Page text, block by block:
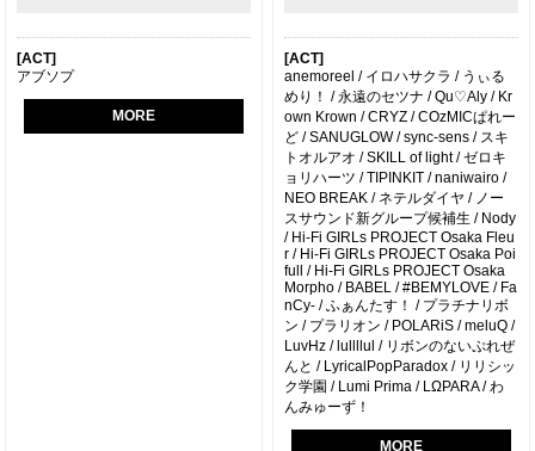
[ACT]
アブソプ
MORE
[ACT]
anemoreel / イロハサクラ / うぃる
めり！ / 永遠のセツナ / Qu♡Aly / Kr
own Krown / CRYZ / COzMICぱれー
ど / SANUGLOW / sync-sens / スキ
トオルアオ / SKILL of light / ゼロキ
ョリハーツ / TIPINKIT / naniwairo /
NEO BREAK / ネテルダイヤ / ノー
スサウンド新グループ候補生 / Nody
/ Hi-Fi GIRLs PROJECT Osaka Fleu
r / Hi-Fi GIRLs PROJECT Osaka Poi
full / Hi-Fi GIRLs PROJECT Osaka
Morpho / BABEL / #BEMYLOVE / Fa
nCy- / ふぁんたす！ / プラチナリボ
ン / プラリオン / POLARiS / meluQ /
LuvHz / lullllul / リボンのないぷれぜ
んと / LyricalPopParadox / リリシッ
ク学園 / Lumi Prima / LΩPARA / わ
んみゅーず！
MORE